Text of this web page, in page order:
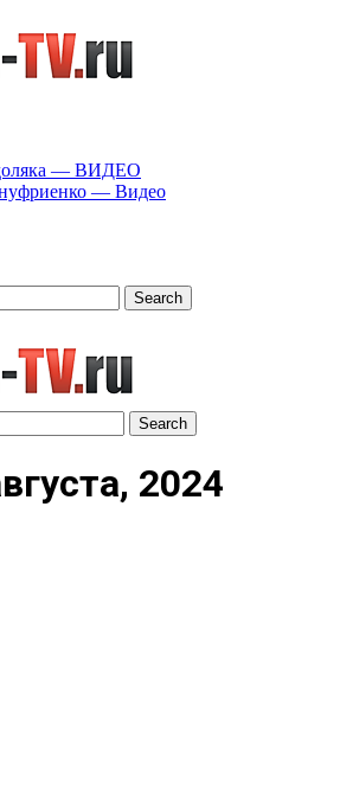
— ВИДЕО
— Видео
Search
Search
2024